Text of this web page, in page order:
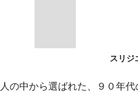
スリジ
の中から選ばれた、９０年